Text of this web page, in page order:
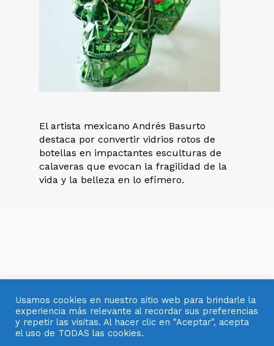
El artista mexicano Andrés Basurto
destaca por convertir vidrios rotos de
botellas en impactantes esculturas de
calaveras que evocan la fragilidad de la
vida y la belleza en lo efímero.
© 2007- 2025 OBJETOS CON VIDRIO
Usamos cookies en nuestro sitio web para brindarle la
experiencia más relevante al recordar sus preferencias
y repetir las visitas. Al hacer clic en "Aceptar", acepta
el uso de TODAS las cookies.